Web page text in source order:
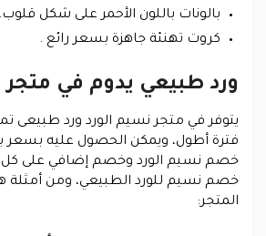
بالونات باللون الأحمر على شكل قلوب.
كروت تهنئة جاهزة بسعر رائع .
ورد طبيعي يدوم في متجر
يتوفر في متجر نسيم الورد ورد طبيعى
فترة أطول، ويمكن الحصول عليه
خصم نسيم الورد وخصم إضافي على كل
خصم نسيم للورد الطبيعي، ومن أمثلة
المتجر: